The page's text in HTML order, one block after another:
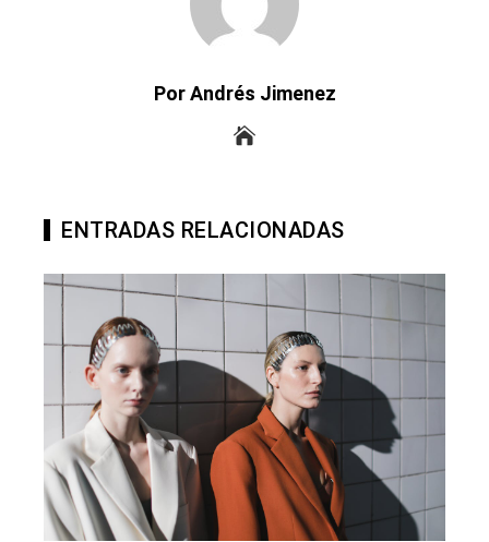
Por Andrés Jimenez
ENTRADAS RELACIONADAS